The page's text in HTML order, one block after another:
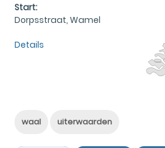
Start:
Dorpsstraat, Wamel
Details
waal uiterwaarden